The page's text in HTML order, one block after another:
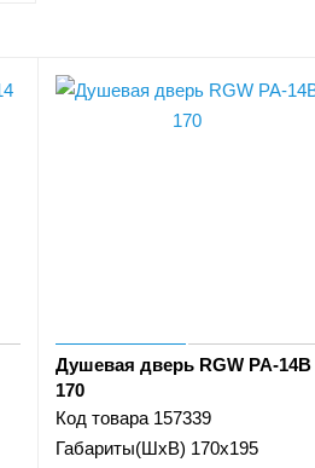
Душевая дверь RGW PA-14B
170
Код товара 157339
Габариты(ШхВ) 170х195